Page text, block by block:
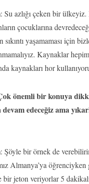
Su azlığı çeken bir
çocuklarına
sıkıntı yaşamaması için
Kaynaklar
kaynakları hor
önemli bir konuya
edeceğiz ama
Şöyle bir örnek de
Almanya’ya
bir jeton veriyorlar 5